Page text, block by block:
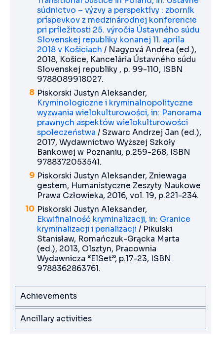
súdnictvo – výzvy a perspektívy : zborník
príspevkov z medzinárodnej konferencie
pri príležitosti 25. výročia Ústavného súdu
Slovenskej republiky konanej 11. apríla
2018 v Košiciach / Nagyová Andrea (ed.),
2018, Košice, Kancelária Ústavného súdu
Slovenskej republiky , p. 99-110, ISBN
9788089918027.
Piskorski Justyn Aleksander,
Kryminologiczne i kryminalnopolityczne
wyzwania wielokulturowości, in: Panorama
prawnych aspektów wielokulturowości
społeczeństwa / Szwarc Andrzej Jan (ed.),
2017, Wydawnictwo Wyższej Szkoły
Bankowej w Poznaniu, p.259-268, ISBN
9788372053541.
Piskorski Justyn Aleksander, Zniewaga
gestem, Humanistyczne Zeszyty Naukowe
Prawa Człowieka, 2016, vol. 19, p.221-234.
Piskorski Justyn Aleksander,
Ekwifinalność kryminalizacji, in: Granice
kryminalizacji i penalizacji / Pikulski
Stanisław, Romańczuk-Grącka Marta
(ed.), 2013, Olsztyn, Pracownia
Wydawnicza “ElSet”, p.17-23, ISBN
9788362863761.
Achievements
Ancillary activities